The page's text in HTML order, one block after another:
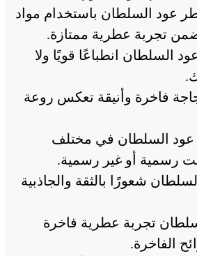
عود السلطان باستخدام مواد
تجربة عطرية ممتازة.
السلطان انطباعًا قويًا ولا
فاخرة وأنيقة تعكس روعة
عود السلطان في مختلف
رسمية أو غير رسمية.
شعورًا بالثقة والجاذبية
تجربة عطرية فاخرة
الفاخرة.